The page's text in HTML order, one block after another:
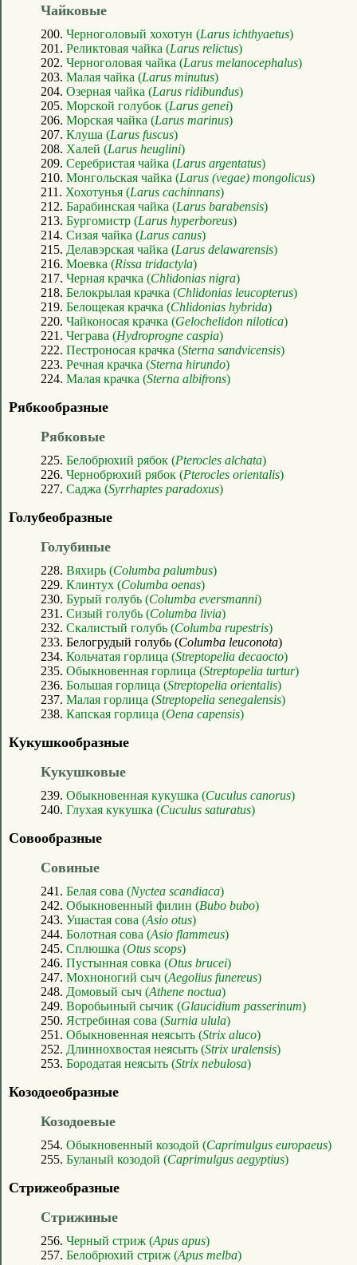
Чайковые
200. Черноголовый хохотун (Larus ichthyaetus)
201. Реликтовая чайка (Larus relictus)
202. Черноголовая чайка (Larus melanocephalus)
203. Малая чайка (Larus minutus)
204. Озерная чайка (Larus ridibundus)
205. Морской голубок (Larus genei)
206. Морская чайка (Larus marinus)
207. Клуша (Larus fuscus)
208. Халей (Larus heuglini)
209. Серебристая чайка (Larus argentatus)
210. Монгольская чайка (Larus (vegae) mongolicus)
211. Хохотунья (Larus cachinnans)
212. Барабинская чайка (Larus barabensis)
213. Бургомистр (Larus hyperboreus)
214. Сизая чайка (Larus canus)
215. Делавэрская чайка (Larus delawarensis)
216. Моевка (Rissa tridactyla)
217. Черная крачка (Chlidonias nigra)
218. Белокрылая крачка (Chlidonias leucopterus)
219. Белощекая крачка (Chlidonias hybrida)
220. Чайконосая крачка (Gelochelidon nilotica)
221. Чеграва (Hydroprogne caspia)
222. Пестроносая крачка (Sterna sandvicensis)
223. Речная крачка (Sterna hirundo)
224. Малая крачка (Sterna albifrons)
Рябкообразные
Рябковые
225. Белобрюхий рябок (Pterocles alchata)
226. Чернобрюхий рябок (Pterocles orientalis)
227. Саджа (Syrrhaptes paradoxus)
Голубеобразные
Голубиные
228. Вяхирь (Columba palumbus)
229. Клинтух (Columba oenas)
230. Бурый голубь (Columba eversmanni)
231. Сизый голубь (Columba livia)
232. Скалистый голубь (Columba rupestris)
233. Белогрудый голубь (Columba leuconota)
234. Кольчатая горлица (Streptopelia decaocto)
235. Обыкновенная горлица (Streptopelia turtur)
236. Большая горлица (Streptopelia orientalis)
237. Малая горлица (Streptopelia senegalensis)
238. Капская горлица (Oena capensis)
Кукушкообразные
Кукушковые
239. Обыкновенная кукушка (Cuculus canorus)
240. Глухая кукушка (Cuculus saturatus)
Совообразные
Совиные
241. Белая сова (Nyctea scandiaca)
242. Обыкновенный филин (Bubo bubo)
243. Ушастая сова (Asio otus)
244. Болотная сова (Asio flammeus)
245. Сплюшка (Otus scops)
246. Пустынная совка (Otus brucei)
247. Мохноногий сыч (Aegolius funereus)
248. Домовый сыч (Athene noctua)
249. Воробьиный сычик (Glaucidium passerinum)
250. Ястребиная сова (Surnia ulula)
251. Обыкновенная неясыть (Strix aluco)
252. Длиннохвостая неясыть (Strix uralensis)
253. Бородатая неясыть (Strix nebulosa)
Козодоеобразные
Козодоевые
254. Обыкновенный козодой (Caprimulgus europaeus)
255. Буланый козодой (Caprimulgus aegyptius)
Стрижеобразные
Стрижиные
256. Черный стриж (Apus apus)
257. Белобрюхий стриж (Apus melba)